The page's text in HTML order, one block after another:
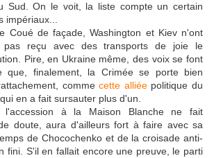
Sud. On le voit, la liste compte un certain
Coué de façade, Washington et Kiev n'ont
pas reçu avec des transports de joie le
Pire, en Ukraine même, des voix se font
que, finalement, la Crimée se porte bien
commecette alliéepolitique du
en a fait sursauter plus d'un.
l'accession à la Maison Blanche ne fait
doute, aura d'ailleurs fort à faire avec sa
de Chocochenko et de la croisade anti-
fini. S'il en fallait encore une preuve, le parti